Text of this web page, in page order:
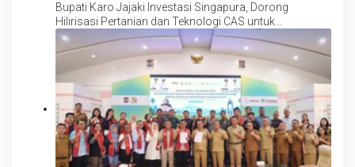
Bupati Karo Jajaki Investasi Singapura, Dorong
Hilirisasi Pertanian dan Teknologi CAS untuk
Tingkatkan Daya Saing Produk Hortikultura